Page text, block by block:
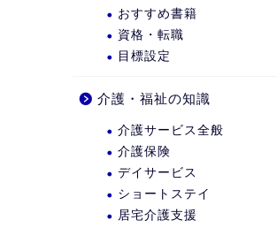
おすすめ書籍
資格・転職
目標設定
介護・福祉の知識
介護サービス全般
介護保険
デイサービス
ショートステイ
居宅介護支援